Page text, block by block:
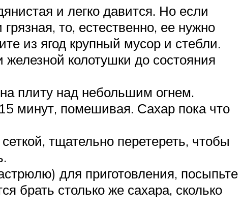
и легко давится. Но если
то, естественно, ее нужно
из ягод крупный мусор и стебли.
колотушки до состояния
плиту над небольшим огнем.
минут, помешивая. Сахар пока что
тщательно перетереть, чтобы
для приготовления, посыпьте
брать столько же сахара, сколько